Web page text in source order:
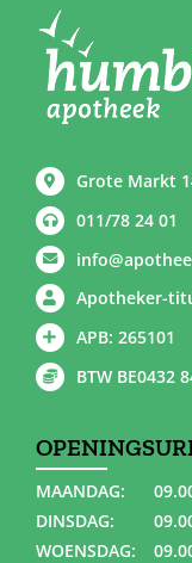
Grote Markt
011/78 24 01
Apotheker-
APB: 265101
BTW BE0432
MAANDAG:
DINSDAG:
WOENSDAG: